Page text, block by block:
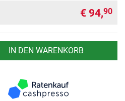
€ 94,90
IN DEN WARENKORB